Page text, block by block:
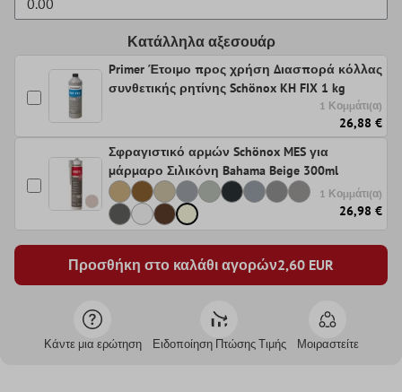
Κατάλληλα αξεσουάρ
Primer Έτοιμο προς χρήση Διασπορά κόλλας
συνθετικής ρητίνης Schönox KH FIX 1 kg
1 Κομμάτι(α)
26,88 €
Σφραγιστικό αρμών Schönox MES για
μάρμαρο Σιλικόνη Bahama Beige 300ml
1 Κομμάτι(α)
26,98 €
Προσθήκη στο καλάθι αγορών2,60 EUR
Κάντε μια ερώτηση Ειδοποίηση Πτώσης Τιμής Μοιραστείτε